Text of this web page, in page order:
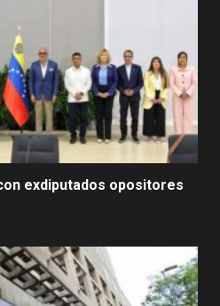
exdiputados opositores